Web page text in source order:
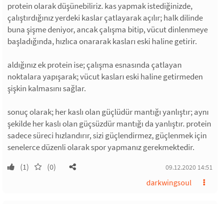
protein olarak düşünebiliriz. kas yapmak istediğinizde,
çalıştırdığınız yerdeki kaslar çatlayarak açılır; halk dilinde
buna şişme deniyor, ancak çalışma bitip, vücut dinlenmeye
başladığında, hızlıca onararak kasları eski haline getirir.
aldığınız ek protein ise; çalışma esnasında çatlayan
noktalara yapışarak; vücut kasları eski haline getirmeden
şişkin kalmasını sağlar.
sonuç olarak; her kaslı olan güçlüdür mantığı yanlıştır; aynı
şekilde her kaslı olan güçsüzdür mantığı da yanlıştır. protein
sadece süreci hızlandırır, sizi güçlendirmez, güçlenmek için
senelerce düzenli olarak spor yapmanız gerekmektedir.
(1) (0) 09.12.2020 14:51
darkwingsoul